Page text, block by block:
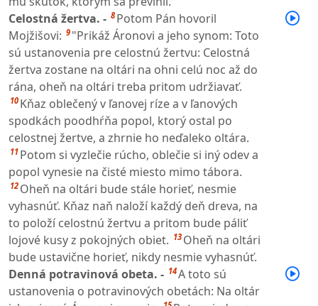
Celostná žertva. - 8 Potom Pán hovoril
Mojžišovi: 9 "Prikáž Áronovi a jeho synom: Toto
sú ustanovenia pre celostnú žertvu: Celostná
žertva zostane na oltári na ohni celú noc až do
rána, oheň na oltári treba pritom udržiavať.
10 Kňaz oblečený v ľanovej ríze a v ľanových
spodkách poodhŕňa popol, ktorý ostal po
celostnej žertve, a zhrnie ho neďaleko oltára.
11 Potom si vyzlečie rúcho, oblečie si iný odev a
popol vynesie na čisté miesto mimo tábora.
12 Oheň na oltári bude stále horieť, nesmie
vyhasnúť. Kňaz naň naloží každý deň dreva, na
to položí celostnú žertvu a pritom bude páliť
lojové kusy z pokojných obiet. 13 Oheň na oltári
bude ustavične horieť, nikdy nesmie vyhasnúť.
Denná potravinová obeta. - 14A toto sú
ustanovenia o potravinových obetách: Na oltár